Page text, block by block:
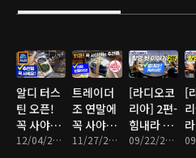
알디 터스
틴 오픈!
꼭 사야하
는 추천제
12/04/2022 • 6분
트레이더
조 연말에
꼭 사야하
는 추천제
11/27/2022 • 6분
[라디오코
리아] 2편-
힘내라 케
이타운 촬
09/22/2022 • 18분
[